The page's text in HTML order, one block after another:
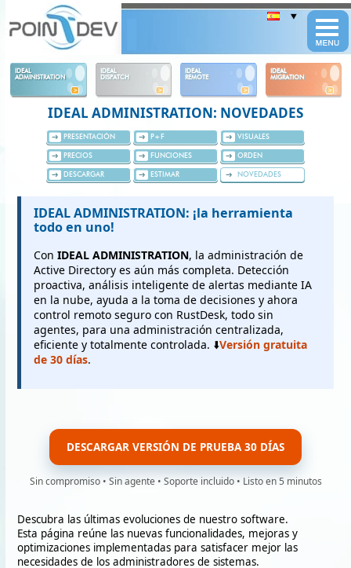
IDEAL
ADMINISTRATION
IDEAL
DISPATCH
IDEAL
REMOTE
IDEAL
MIGRATION
IDEAL ADMINISTRATION: NOVEDADES
PRESENTACIÓN P+F VISUALES
PRECIOS FUNCIONES ORDEN
DESCARGAR ESTIMAR NOVEDADES
IDEAL ADMINISTRATION: ¡la herramienta
todo en uno!
Con IDEAL ADMINISTRATION, la administración de
Active Directory es aún más completa. Detección
proactiva, análisis inteligente de alertas mediante IA
en la nube, ayuda a la toma de decisiones y ahora
control remoto seguro con RustDesk, todo sin
agentes, para una administración centralizada,
eficiente y totalmente controlada. ⬇️Versión gratuita
de 30 días.
DESCARGAR VERSIÓN DE PRUEBA 30 DÍAS
Sin compromiso • Sin agente • Soporte incluido • Listo en 5 minutos
Descubra las últimas evoluciones de nuestro software.
Esta página reúne las nuevas funcionalidades, mejoras y
optimizaciones implementadas para satisfacer mejor las
necesidades de los administradores de sistemas.
Panneau de gestion des cookies